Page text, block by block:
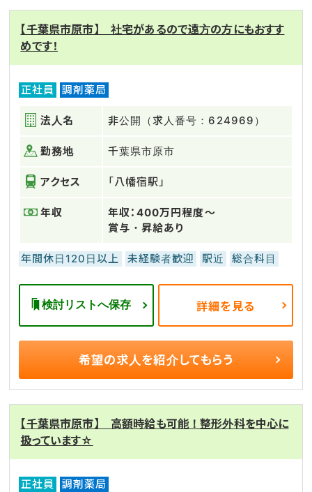
【千葉県市原市】 社宅があるので遠方の方にもおすす
めです！
正社員 調剤薬局
法人名 非公開（求人番号：624969）
勤務地 千葉県市原市
アクセス 「八幡宿駅」
年収
年収：400万円程度～
賞与・昇給あり
年間休日120日以上 未経験者歓迎 駅近 総合科目
検討リストへ保存 詳細を見る
希望の求人を紹介してもらう
【千葉県市原市】 高額時給も可能！整形外科を中心に
扱っています☆
正社員 調剤薬局